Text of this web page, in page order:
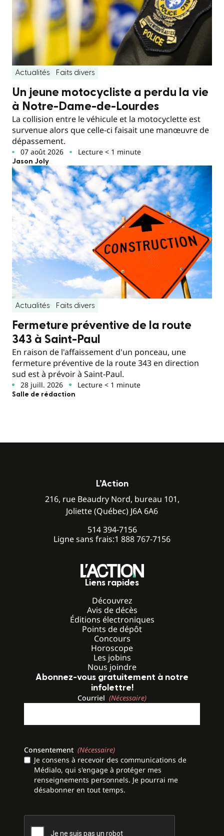
Actualités Faits divers
Un jeune motocycliste a perdu la vie
à Notre-Dame-de-Lourdes
La collision entre le véhicule et la motocyclette est
survenue alors que celle-ci faisait une manœuvre de
dépassement.
07 août 2026 Lecture < 1 minute
Jason Joly
Actualités Faits divers
Fermeture préventive de la route
343 à Saint-Paul
En raison de l'affaissement d'un ponceau, une
fermeture préventive de la route 343 en direction
sud est à prévoir à Saint-Paul.
28 juill. 2026 Lecture < 1 minute
Salle de rédaction
L’Action
216, rue Beaudry Nord, bureau 101,
Joliette (Québec) J6A 6A6
514 394-7156
Ligne sans frais:1 888 767-7156
Liens rapides
Découvrez
Avis de décès
Éditions électroniques
Points de dépôt
Concours
Horoscope
Les jobins
Nous joindre
Abonnez-vous gratuitement à notre
infolettre!
Courriel (Nécessaire)
Consentement (Nécessaire)
Je consens à recevoir des communications de
Médialo, qui s'engage à protéger mes
renseignements personnels. Je pourrai me
désabonner en tout temps.
CAPTCHA